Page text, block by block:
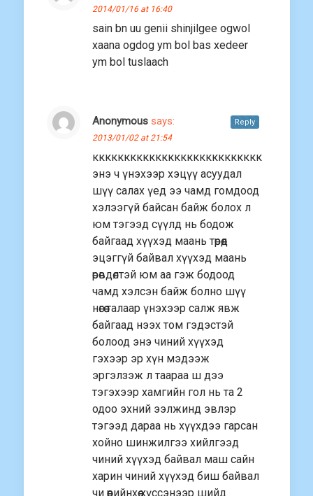
2014/01/16 at 16:40
sain bn uu genii shinjilgee ogwol
xaana ogdog ym bol bas xedeer
ym bol tuslaach
Anonymous says:
2013/01/02 at 21:54
ккккккккккккккккккккккккккк
энэ ч үнэхээр хэцүү асуудал
шүү салах үед ээ чамд гомдоод
хэлээгүй байсан байж болох л
юм тэгээд сүүлд нь бодож
байгаад хүүхэд маань төрөөд
эцэггүй байвал хүүхэд маань
өрөвдөлтэй юм аа гэж бодоод
чамд хэлсэн байж болно шүү
нөгөө талаар үнэхээр салж явж
байгаад нээх том гэдэстэй
болоод энэ чиний хүүхэд
гэхээр эр хүн мэдээж
эргэлзэж л таараа ш дээ
тэгэхээр хамгийн гол нь та 2
одоо эхний ээлжинд эвлэр
тэгээд дараа нь хүүхдээ гарсан
хойно шинжилгээ хийлгээд
чиний хүүхэд байвал маш сайн
харин чиний хүүхэд биш байвал
чи өөрийнхөө хүссэнээр шийд
Reply